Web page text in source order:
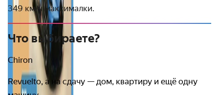
349 км/ч максималки.
Что выбираете?
Chiron
Revuelto, а на сдачу — дом, квартиру и ещё одну